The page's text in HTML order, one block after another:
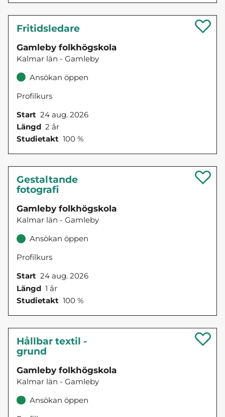
Fritidsledare
Gamleby folkhögskola
Kalmar län - Gamleby
Ansökan öppen
Profilkurs
Start 24 aug. 2026
Längd 2 år
Studietakt 100 %
Gestaltande
fotografi
Gamleby folkhögskola
Kalmar län - Gamleby
Ansökan öppen
Profilkurs
Start 24 aug. 2026
Längd 1 år
Studietakt 100 %
Hållbar textil -
grund
Gamleby folkhögskola
Kalmar län - Gamleby
Ansökan öppen